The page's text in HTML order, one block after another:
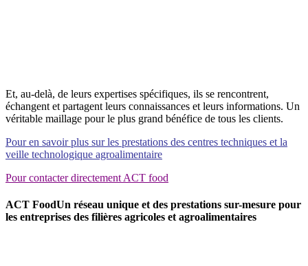
Et, au-delà, de leurs expertises spécifiques, ils se rencontrent,
échangent et partagent leurs connaissances et leurs informations. Un
véritable maillage pour le plus grand bénéfice de tous les clients.
Pour en savoir plus sur les prestations des centres techniques et la
veille technologique agroalimentaire
Pour contacter directement ACT food
ACT FoodUn réseau unique et des prestations sur-mesure pour
les entreprises des filières agricoles et agroalimentaires